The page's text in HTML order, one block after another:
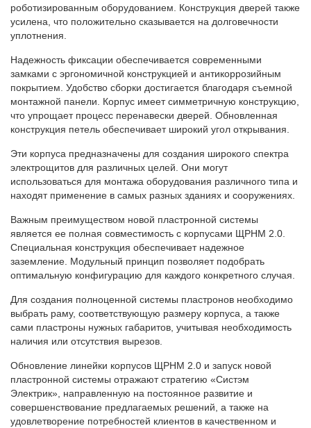
роботизированным оборудованием. Конструкция дверей также
усилена, что положительно сказывается на долговечности
уплотнения.
Надежность фиксации обеспечивается современными
замками с эргономичной конструкцией и антикоррозийным
покрытием. Удобство сборки достигается благодаря съемной
монтажной панели. Корпус имеет симметричную конструкцию,
что упрощает процесс перенавески дверей. Обновленная
конструкция петель обеспечивает широкий угол открывания.
Эти корпуса предназначены для создания широкого спектра
электрощитов для различных целей. Они могут
использоваться для монтажа оборудования различного типа и
находят применение в самых разных зданиях и сооружениях.
Важным преимуществом новой пластронной системы
является ее полная совместимость с корпусами ЩРНМ 2.0.
Специальная конструкция обеспечивает надежное
заземление. Модульный принцип позволяет подобрать
оптимальную конфигурацию для каждого конкретного случая.
Для создания полноценной системы пластронов необходимо
выбрать раму, соответствующую размеру корпуса, а также
сами пластроны нужных габаритов, учитывая необходимость
наличия или отсутствия вырезов.
Обновление линейки корпусов ЩРНМ 2.0 и запуск новой
пластронной системы отражают стратегию «Систэм
Электрик», направленную на постоянное развитие и
совершенствование предлагаемых решений, а также на
удовлетворение потребностей клиентов в качественном и